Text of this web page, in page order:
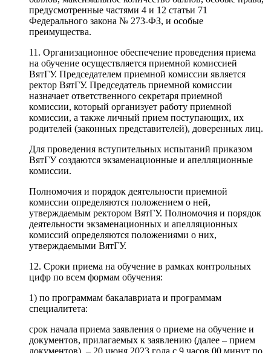
предусмотренные частями 4 и 12 статьи 71
Федерального закона № 273-ФЗ, и особые
преимущества.
11. Организационное обеспечение проведения приема
на обучение осуществляется приемной комиссией
ВятГУ. Председателем приемной комиссии является
ректор ВятГУ. Председатель приемной комиссии
назначает ответственного секретаря приемной
комиссии, который организует работу приемной
комиссии, а также личный прием поступающих, их
родителей (законных представителей), доверенных лиц.
Для проведения вступительных испытаний приказом
ВятГУ создаются экзаменационные и апелляционные
комиссии.
Полномочия и порядок деятельности приемной
комиссии определяются положением о ней,
утверждаемым ректором ВятГУ. Полномочия и порядок
деятельности экзаменационных и апелляционных
комиссий определяются положениями о них,
утверждаемыми ВятГУ.
12. Сроки приема на обучение в рамках контрольных
цифр по всем формам обучения:
1) по программам бакалавриата и программам
специалитета:
срок начала приема заявления о приеме на обучение и
документов, прилагаемых к заявлению (далее – прием
документов), – 20 июня 2023 года с 9 часов 00 минут по